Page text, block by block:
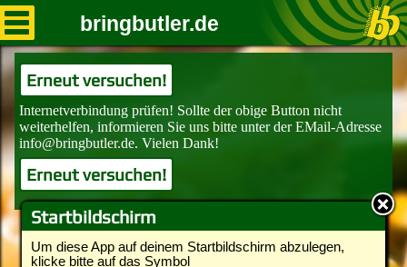
Startbildschirm
Um diese App auf deinem Startbildschirm abzulegen,
klicke bitte auf das Symbol
bringbutler.de
Erneut versuchen!
Erneut versuchen!